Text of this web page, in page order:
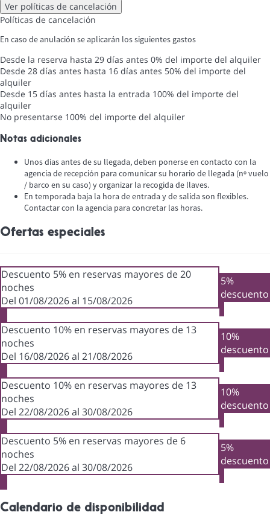
Ver políticas de cancelación
Políticas de cancelación
En caso de anulación se aplicarán los siguientes gastos
Desde la reserva hasta 29 días antes 0% del importe del alquiler
Desde 28 días antes hasta 16 días antes 50% del importe del
alquiler
Desde 15 días antes hasta la entrada 100% del importe del
alquiler
No presentarse 100% del importe del alquiler
Notas adicionales
Unos días antes de su llegada, deben ponerse en contacto con la
agencia de recepción para comunicar su horario de llegada (nº vuelo
/ barco en su caso) y organizar la recogida de llaves.
En temporada baja la hora de entrada y de salida son flexibles.
Contactar con la agencia para concretar las horas.
Ofertas especiales
Descuento 5% en reservas mayores de 20
noches
Del 01/08/2026 al 15/08/2026
5%
descuento
Descuento 10% en reservas mayores de 13
noches
Del 16/08/2026 al 21/08/2026
10%
descuento
Descuento 10% en reservas mayores de 13
noches
Del 22/08/2026 al 30/08/2026
10%
descuento
Descuento 5% en reservas mayores de 6
noches
Del 22/08/2026 al 30/08/2026
5%
descuento
Calendario de disponibilidad